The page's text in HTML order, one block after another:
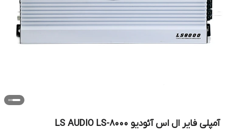
آمپلی فایر ال اس آئودیو LS AUDIO LS-8000